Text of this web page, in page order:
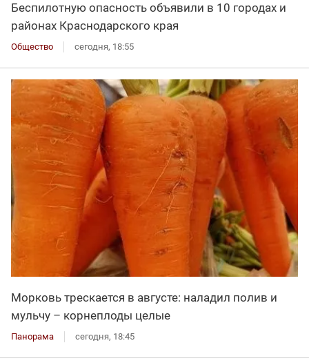
Беспилотную опасность объявили в 10 городах и
районах Краснодарского края
Общество сегодня, 18:55
Морковь трескается в августе: наладил полив и
мульчу – корнеплоды целые
Панорама сегодня, 18:45